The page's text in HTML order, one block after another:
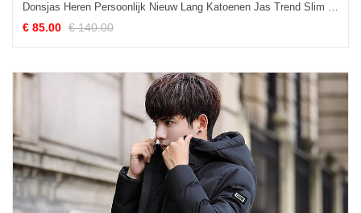
Donsjas Heren Persoonlijk Nieuw Lang Katoenen Jas Trend Slim Fit Zwart
€ 85.00 € 140.00